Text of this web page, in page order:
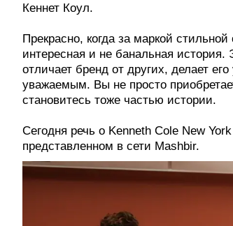
Кеннет Коул.
Прекрасно, когда за маркой
интересная и не банальная история.
отличает бренд от других, делает
уважаемым. Вы не просто
становитесь тоже частью истории.
Сегодня речь о Kenneth Cole New
представленном в сети Mashbir.